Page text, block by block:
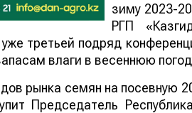
зиму 2023-
РГП
третьей подряд
влаги в весеннюю
рынка семян на посевную
Председатель